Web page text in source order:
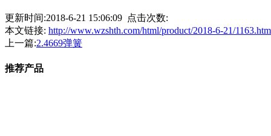
更新时间:2018-6-21 15:06:09 点击次数:
本文链接: http://www.wzshth.com/html/product/2018-6-21/
上一篇:2.4669弹簧
推荐产品